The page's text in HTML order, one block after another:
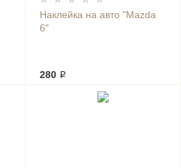
Наклейка на авто "Mazda
6"
280 ₽